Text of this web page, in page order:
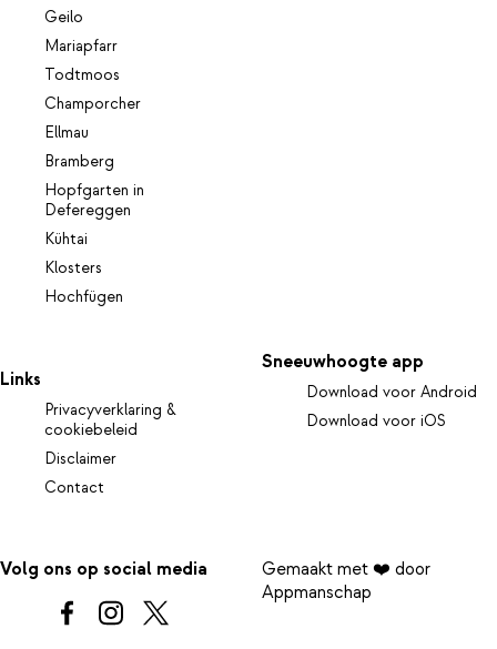
Geilo
Mariapfarr
Todtmoos
Champorcher
Ellmau
Bramberg
Hopfgarten in
Defereggen
Kühtai
Klosters
Hochfügen
Links
Privacyverklaring &
cookiebeleid
Disclaimer
Contact
Sneeuwhoogte app
Download voor Android
Download voor iOS
Volg ons op social media
Gemaakt met ❤️ door
Appmanschap